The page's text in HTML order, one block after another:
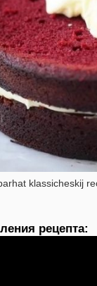
рецепта: